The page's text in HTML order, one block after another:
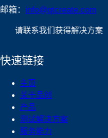
邮箱： info@qtcreate.com
请联系我们获得解决方案
快速链接
主页
关于品创
产品
测试解决方案
服务能力